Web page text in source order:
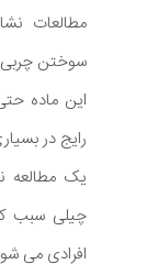
مطالعات
سوختن
این ماده
رایج در
یک مطالعه
چیلی سبب
افرادی می